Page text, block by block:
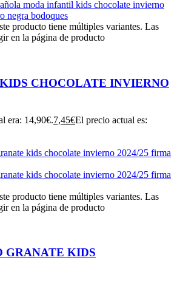
producto tiene múltiples variantes. Las
en la página de producto
CHOCOLATE INVIERNO
era: 14,90€.7,45€El precio actual es:
producto tiene múltiples variantes. Las
en la página de producto
GRANATE KIDS